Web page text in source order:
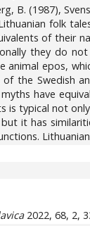
(1987),
folk
of their
they do
epos,
the Swedish
have
typical not
it has
2022, 68, 2,